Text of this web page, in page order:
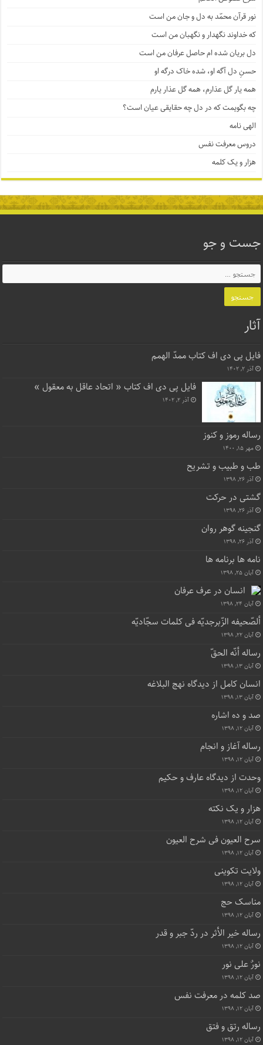
نور قرآن محمّد به دل و جان من است
که خداوند نگهدار و نگهبان من است
دل بریان شده ام حاصل عرفان من است
حسنِ دل آگه او، شده خاک درگه او
همه یار گل عذارم، همه گل عذار یارم
چه بگویمت که در دل چه حقایقی عیان است؟
الهی نامه
دروس معرفت نفس
هزار و یک کلمه
جست و جو
آثار
فایل پی دی اف کتاب ممدّ الهمم
آذر ۲, ۱۴۰۲
فایل پی دی اف کتاب « اتحاد عاقل به معقول »
آذر ۲, ۱۴۰۲
رساله رموز و کنوز
مهر ۱۵, ۱۴۰۰
طب و طبیب و تشریح
آذر ۲۶, ۱۳۹۸
گشتی در حرکت
آذر ۲۶, ۱۳۹۸
گنجینه گوهر روان
آذر ۲۶, ۱۳۹۸
نامه ها برنامه ها
آبان ۲۵, ۱۳۹۸
انسان در عرف عرفان
آبان ۲۴, ۱۳۹۸
ألصّحیفه الزّبرجدیّه فی کلمات سجّادیّه
آبان ۲۲, ۱۳۹۸
رساله أنّه الحقّ
آبان ۱۳, ۱۳۹۸
انسان کامل از دیدگاه نهج البلاغه
آبان ۱۳, ۱۳۹۸
صد و ده اشاره
آبان ۱۲, ۱۳۹۸
رساله آغاز و انجام
آبان ۱۲, ۱۳۹۸
وحدت از دیدگاه عارف و حکیم
آبان ۱۲, ۱۳۹۸
هزار و یک نکته
آبان ۱۲, ۱۳۹۸
سرح العیون فی شرح العیون
آبان ۱۲, ۱۳۹۸
ولایت تکوینی
آبان ۱۲, ۱۳۹۸
مناسک حج
آبان ۱۲, ۱۳۹۸
رساله خیر الأثر در ردّ جبر و قدر
آبان ۱۲, ۱۳۹۸
نورٌ علی نور
آبان ۱۲, ۱۳۹۸
صد کلمه در معرفت نفس
آبان ۱۲, ۱۳۹۸
رساله رتق و فتق
آبان ۱۲, ۱۳۹۸